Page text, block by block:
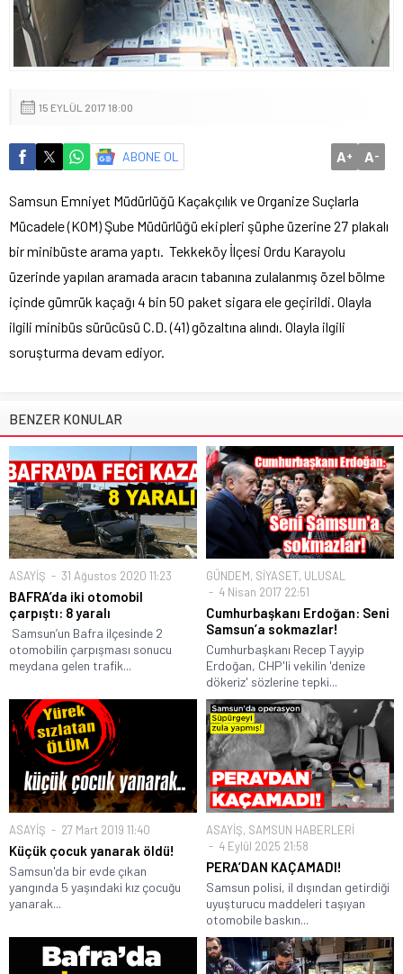
15 EYLÜL 2017 18:00
ABONE OL A+ A-
Samsun Emniyet Müdürlüğü Kaçakçılık ve Organize Suçlarla
Mücadele (KOM) Şube Müdürlüğü ekipleri şüphe üzerine 27 plakalı
bir minibüste arama yaptı. Tekkeköy İlçesi Ordu Karayolu
üzerinde yapılan aramada aracın tabanına zulalanmış özel bölme
içinde gümrük kaçağı 4 bin 50 paket sigara ele geçirildi. Olayla
ilgili minibüs sürücüsü C.D. (41) gözaltına alındı. Olayla ilgili
soruşturma devam ediyor.
BENZER KONULAR
ASAYİŞ 31 Ağustos 2020 11:23
BAFRA’da iki otomobil
çarpıştı: 8 yaralı
Samsun’un Bafra ilçesinde 2
otomobilin çarpışması sonucu
meydana gelen trafik...
GÜNDEM, SİYASET, ULUSAL
4 Nisan 2017 22:51
Cumhurbaşkanı Erdoğan: Seni
Samsun’a sokmazlar!
Cumhurbaşkanı Recep Tayyip
Erdoğan, CHP'li vekilin 'denize
dökeriz' sözlerine tepki...
ASAYİŞ 27 Mart 2019 11:40
Küçük çocuk yanarak öldü!
Samsun'da bir evde çıkan
yangında 5 yaşındaki kız çocuğu
yanarak...
ASAYİŞ, SAMSUN HABERLERİ
4 Eylül 2025 21:58
PERA’DAN KAÇAMADI!
Samsun polisi, il dışından getirdiği
uyuşturucu maddeleri taşıyan
otomobile baskın...